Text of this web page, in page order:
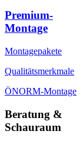
Premium-
Montage
Montagepakete
Qualitätsmerkmale
ÖNORM-Montage
Beratung &
Schauraum